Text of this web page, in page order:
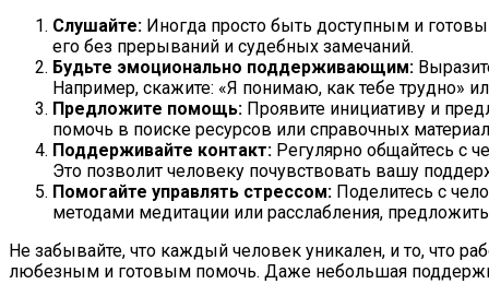
Слушайте: Иногда просто быть доступным и
его без прерываний и судебных замечаний.
Будьте эмоционально поддерживающим:
Например, скажите: «Я понимаю, как тебе трудно»
Предложите помощь: Проявите инициативу и
помочь в поиске ресурсов или справочных
Поддерживайте контакт: Регулярно общайтесь с
Это позволит человеку почувствовать вашу
Помогайте управлять стрессом: Поделитесь с
методами медитации или расслабления,
Не забывайте, что каждый человек уникален, и то, что
любезным и готовым помочь. Даже небольшая